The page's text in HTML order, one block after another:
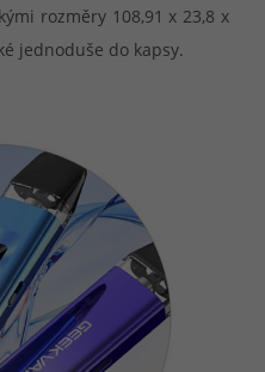
rozměry 108,91 x 23,8 x
jednoduše do kapsy.